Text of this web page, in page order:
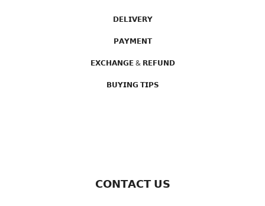
𝗗𝗘𝗟𝗜𝗩𝗘𝗥𝗬
𝗣𝗔𝗬𝗠𝗘𝗡𝗧
𝗘𝗫𝗖𝗛𝗔𝗡𝗚𝗘 & 𝗥𝗘𝗙𝗨𝗡𝗗
𝗕𝗨𝗬𝗜𝗡𝗚 𝗧𝗜𝗣𝗦
𝗖𝗢𝗡𝗧𝗔𝗖𝗧 𝗨𝗦